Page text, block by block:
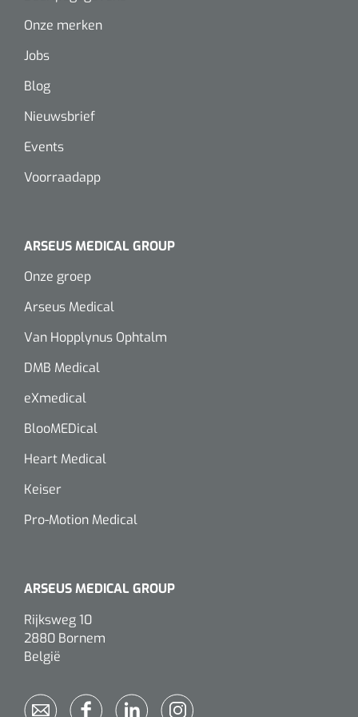
Wearables
Instrumentensets
Chronische wondzorgproducten
Hydrocolloïden
Zilververbanden
Paraffine verbanden
Siliconen verbanden
Diversen
Kleeflaag removers
Watten
Wondreinigers
Onze merken
Jobs
Blog
Nieuwsbrief
Events
Voorraadapp
ARSEUS MEDICAL GROUP
Onze groep
Arseus Medical
Van Hopplynus Ophtalm
DMB Medical
eXmedical
BlooMEDical
Heart Medical
Keiser
Pro-Motion Medical
ARSEUS MEDICAL GROUP
Rijksweg 10
2880 Bornem
België